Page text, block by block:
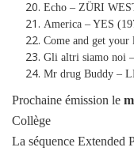
Echo – ZÜRI
America – YES
Come and get
Gli altri siamo noi
Mr drug Buddy –
Prochaine émission le
Collège
La séquence Extended